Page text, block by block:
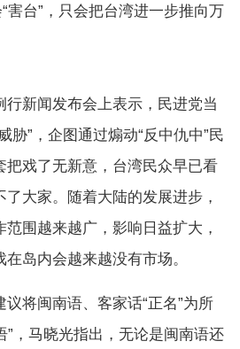
害台”，只会把台湾进一步推向万
新闻发布会上表示，民进党当
胁”，企图通过煽动“反中仇中”民
把戏了无新意，台湾民众早已看
大家。随着大陆的发展进步，
围越来越广，影响日益扩大，
岛内会越来越没有市场。
将闽南语、客家话“正名”为所
”，马晓光指出，无论是闽南语还